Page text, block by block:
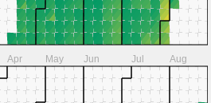
Apr May Jun Jul Aug